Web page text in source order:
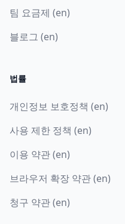
팀 요금제 (en)
블로그 (en)
법률
개인정보 보호정책 (en)
사용 제한 정책 (en)
이용 약관 (en)
브라우저 확장 약관 (en)
청구 약관 (en)